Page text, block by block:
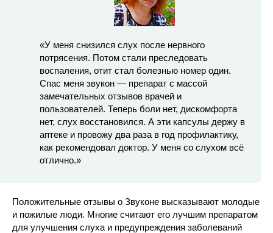
«У меня снизился слух после нервного
потрясения. Потом стали преследовать
воспаления, отит стал болезнью номер один.
Спас меня звукон — препарат с массой
замечательных отзывов врачей и
пользователей. Теперь боли нет, дискомфорта
нет, слух восстановился. А эти капсулы держу в
аптеке и провожу два раза в год профилактику,
как рекомендовал доктор. У меня со слухом всё
отлично.»
Положительные отзывы о Звуконе высказывают молодые
и пожилые люди. Многие считают его лучшим препаратом
для улучшения слуха и предупреждения заболеваний